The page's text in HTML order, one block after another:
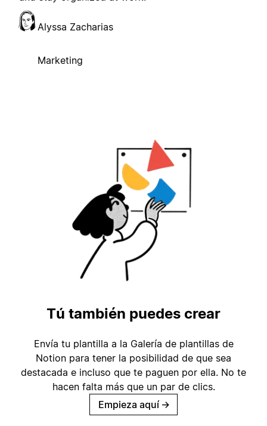
Alyssa Zacharias
Marketing
Tú también puedes crear
Envía tu plantilla a la Galería de plantillas de
Notion para tener la posibilidad de que sea
destacada e incluso que te paguen por ella. No te
hacen falta más que un par de clics.
Empieza aquí →